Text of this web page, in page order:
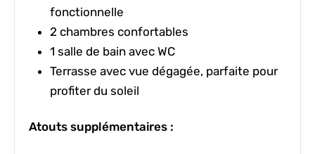
fonctionnelle
2 chambres confortables
1 salle de bain avec WC
Terrasse avec vue dégagée, parfaite pour
profiter du soleil
Atouts supplémentaires :